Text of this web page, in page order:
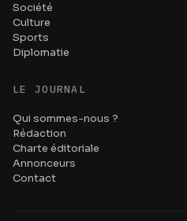
Société
Culture
Sports
Diplomatie
LE JOURNAL
Qui sommes-nous ?
Rédaction
Charte éditoriale
Annonceurs
Contact